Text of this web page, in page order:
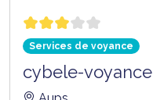
Services de voyance
cybele-voyance